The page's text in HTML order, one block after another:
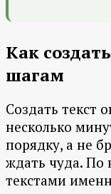
Как
шагам
Создать
несколько
порядку, а не
ждать чуда. По
текстами